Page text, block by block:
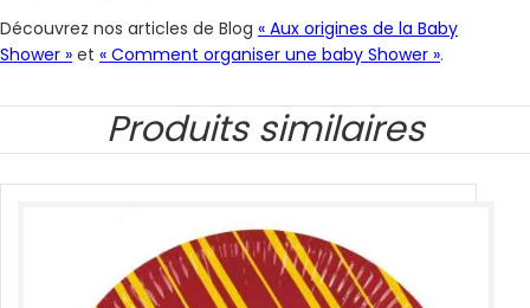
Découvrez nos articles de Blog « Aux origines de la Baby
Shower » et « Comment organiser une baby Shower ».
Produits similaires